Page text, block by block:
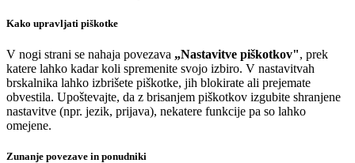
Kako upravljati piškotke
V nogi strani se nahaja povezava „Nastavitve piškotkov", prek
katere lahko kadar koli spremenite svojo izbiro. V nastavitvah
brskalnika lahko izbrišete piškotke, jih blokirate ali prejemate
obvestila. Upoštevajte, da z brisanjem piškotkov izgubite shranjene
nastavitve (npr. jezik, prijava), nekatere funkcije pa so lahko
omejene.
Zunanje povezave in ponudniki